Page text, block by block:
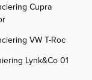
Cupra
VW T-Roc
Lynk&Co 01